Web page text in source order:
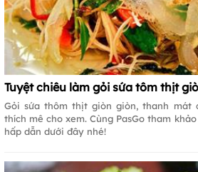
Tuyệt chiêu làm gỏi sứa tôm thịt
Gỏi sứa thôm thịt giòn giòn, thanh mát
thích mê cho xem. Cùng PasGo tham
hấp dẫn dưới đây nhé!